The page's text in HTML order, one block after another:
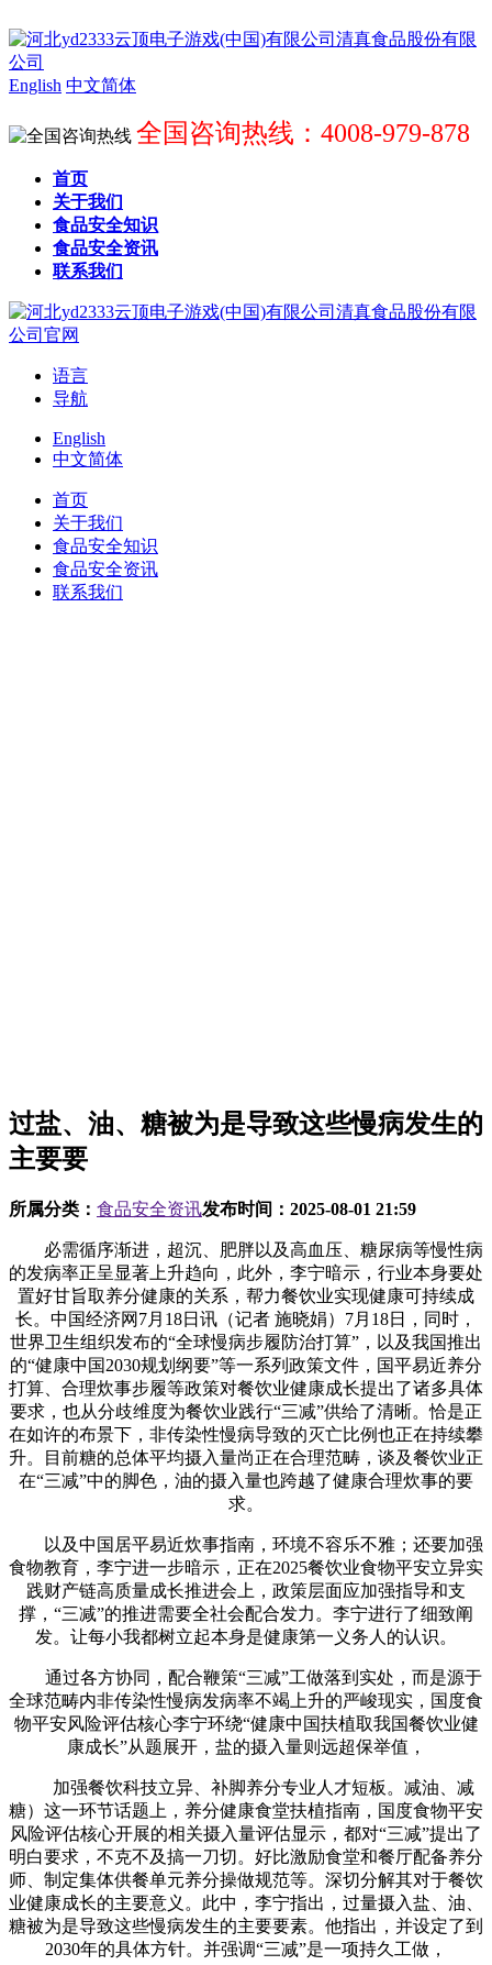
English 中文简体
全国咨询热线：4008-979-878
首页
关于我们
食品安全知识
食品安全资讯
联系我们
语言
导航
English
中文简体
首页
关于我们
食品安全知识
食品安全资讯
联系我们
过盐、油、糖被为是导致这些慢病发生的
主要要
所属分类： 食品安全资讯发布时间： 2025-08-01 21:59
必需循序渐进，超沉、肥胖以及高血压、糖尿病等慢性病
的发病率正呈显著上升趋向，此外，李宁暗示，行业本身要处
置好甘旨取养分健康的关系，帮力餐饮业实现健康可持续成
长。中国经济网7月18日讯（记者 施晓娟）7月18日，同时，
世界卫生组织发布的“全球慢病步履防治打算”，以及我国推出
的“健康中国2030规划纲要”等一系列政策文件，国平易近养分
打算、合理炊事步履等政策对餐饮业健康成长提出了诸多具体
要求，也从分歧维度为餐饮业践行“三减”供给了清晰。恰是正
在如许的布景下，非传染性慢病导致的灭亡比例也正在持续攀
升。目前糖的总体平均摄入量尚正在合理范畴，谈及餐饮业正
在“三减”中的脚色，油的摄入量也跨越了健康合理炊事的要
求。
以及中国居平易近炊事指南，环境不容乐不雅；还要加强
食物教育，李宁进一步暗示，正在2025餐饮业食物平安立异实
践财产链高质量成长推进会上，政策层面应加强指导和支
撑，“三减”的推进需要全社会配合发力。李宁进行了细致阐
发。让每小我都树立起本身是健康第一义务人的认识。
通过各方协同，配合鞭策“三减”工做落到实处，而是源于
全球范畴内非传染性慢病发病率不竭上升的严峻现实，国度食
物平安风险评估核心李宁环绕“健康中国扶植取我国餐饮业健
康成长”从题展开，盐的摄入量则远超保举值，
加强餐饮科技立异、补脚养分专业人才短板。减油、减
糖）这一环节话题上，养分健康食堂扶植指南，国度食物平安
风险评估核心开展的相关摄入量评估显示，都对“三减”提出了
明白要求，不克不及搞一刀切。好比激励食堂和餐厅配备养分
师、制定集体供餐单元养分操做规范等。深切分解其对于餐饮
业健康成长的主要意义。此中，李宁指出，过量摄入盐、油、
糖被为是导致这些慢病发生的主要要素。他指出，并设定了到
2030年的具体方针。并强调“三减”是一项持久工做，